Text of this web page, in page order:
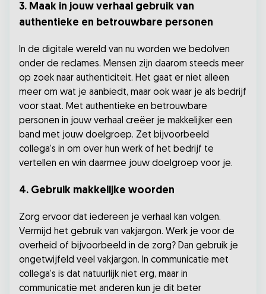
3. Maak in jouw verhaal gebruik van
authentieke en betrouwbare personen
In de digitale wereld van nu worden we bedolven
onder de reclames. Mensen zijn daarom steeds meer
op zoek naar authenticiteit. Het gaat er niet alleen
meer om wat je aanbiedt, maar ook waar je als bedrijf
voor staat. Met authentieke en betrouwbare
personen in jouw verhaal creëer je makkelijker een
band met jouw doelgroep. Zet bijvoorbeeld
collega’s in om over hun werk of het bedrijf te
vertellen en win daarmee jouw doelgroep voor je.
4. Gebruik makkelijke woorden
Zorg ervoor dat iedereen je verhaal kan volgen.
Vermijd het gebruik van vakjargon. Werk je voor de
overheid of bijvoorbeeld in de zorg? Dan gebruik je
ongetwijfeld veel vakjargon. In communicatie met
collega’s is dat natuurlijk niet erg, maar in
communicatie met anderen kun je dit beter